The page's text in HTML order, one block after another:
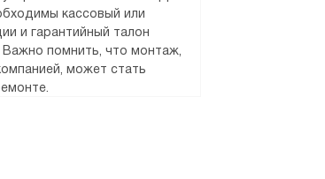
кассовый или
и гарантийный талон
помнить, что монтаж,
может стать